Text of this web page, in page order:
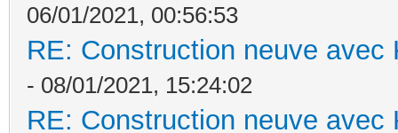
06/01/2021, 00:56:53
RE: Construction neuve avec
- 08/01/2021, 15:24:02
RE: Construction neuve avec